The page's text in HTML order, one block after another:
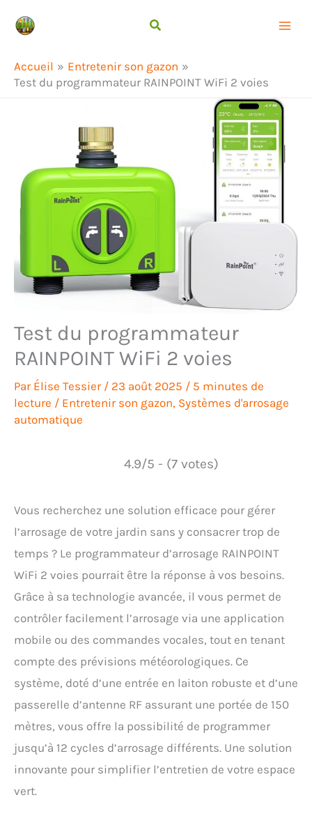
Accueil
Entretenir son gazon
Test du programmateur RAINPOINT WiFi 2 voies
Test du programmateur
RAINPOINT WiFi 2 voies
Par Élise Tessier / 23 août 2025 / 5 minutes de
lecture / Entretenir son gazon, Systèmes d'arrosage
automatique
4.9/5 - (7 votes)
Vous recherchez une solution efficace pour gérer
l’arrosage de votre jardin sans y consacrer trop de
temps ? Le programmateur d’arrosage RAINPOINT
WiFi 2 voies pourrait être la réponse à vos besoins.
Grâce à sa technologie avancée, il vous permet de
contrôler facilement l’arrosage via une application
mobile ou des commandes vocales, tout en tenant
compte des prévisions météorologiques. Ce
système, doté d’une entrée en laiton robuste et d’une
passerelle d’antenne RF assurant une portée de 150
mètres, vous offre la possibilité de programmer
jusqu’à 12 cycles d’arrosage différents. Une solution
innovante pour simplifier l’entretien de votre espace
vert.